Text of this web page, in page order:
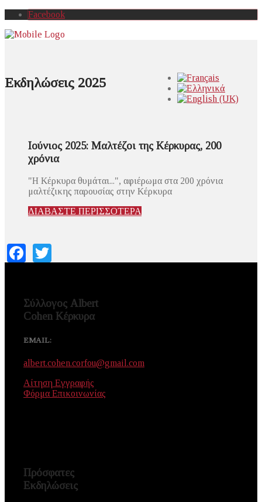
Facebook
Εκδηλώσεις 2025
Ιούνιος 2025: Μαλτέζοι της Κέρκυρας, 200
χρόνια
"Η Κέρκυρα θυμάται...", αφιέρωμα στα 200 χρόνια
μαλτέζικης παρουσίας στην Κέρκυρα
ΔΙΑΒΑΣΤΕ ΠΕΡΙΣΣΟΤΕΡΑ
Facebook
Σύλλογος Albert
Cohen Κέρκυρα
EMAIL:
albert.cohen.corfou@gmail.com
Αίτηση Εγγραφής
Φόρμα Επικοινωνίας
Πρόσφατες
Εκδηλώσεις